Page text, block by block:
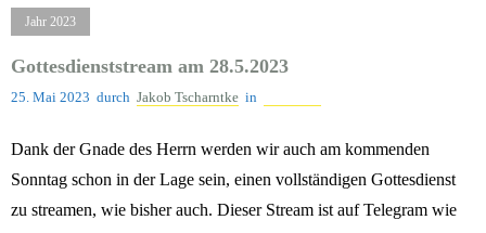
Jahr 2023
Gottesdienststream am 28.5.2023
25. Mai 2023 durch Jakob Tscharntke in
Dank der Gnade des Herrn werden wir auch am kommenden
Sonntag schon in der Lage sein, einen vollständigen Gottesdienst
zu streamen, wie bisher auch. Dieser Stream ist auf Telegram wie